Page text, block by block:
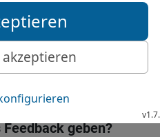
Die Bibel nach Martin Luthers
Stuttgart
geben?